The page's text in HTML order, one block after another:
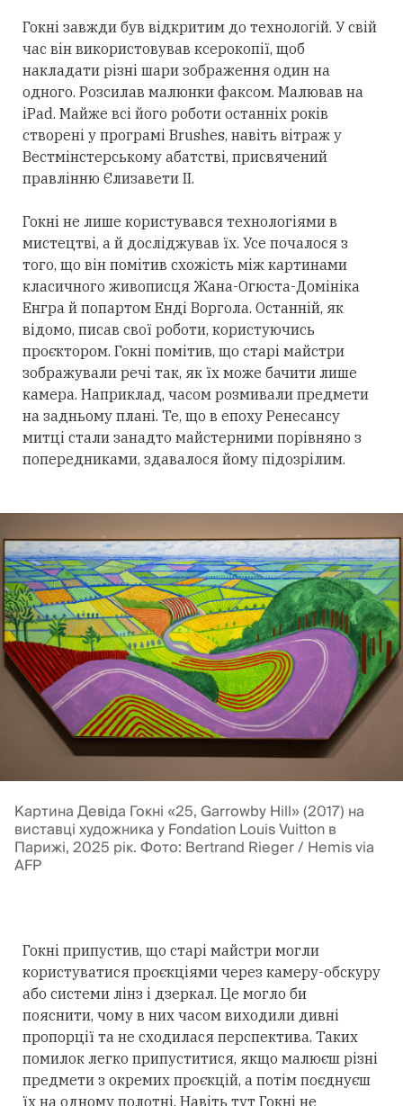
Гокні завжди був відкритим до технологій. У свій
час він використовував ксерокопії, щоб
накладати різні шари зображення один на
одного. Розсилав малюнки факсом. Малював на
iPad. Майже всі його роботи останніх років
створені у програмі Brushes, навіть вітраж у
Вестмінстерському абатстві, присвячений
правлінню Єлизавети ІІ.
Гокні не лише користувався технологіями в
мистецтві, а й досліджував їх. Усе почалося з
того, що він помітив схожість між картинами
класичного живописця Жана-Огюста-Домініка
Енгра й попартом Енді Воргола. Останній, як
відомо, писав свої роботи, користуючись
проєктором. Гокні помітив, що старі майстри
зображували речі так, як їх може бачити лише
камера. Наприклад, часом розмивали предмети
на задньому плані. Те, що в епоху Ренесансу
митці стали занадто майстерними порівняно з
попередниками, здавалося йому підозрілим.
Картина Девіда Гокні «25, Garrowby Hill» (2017) на
виставці художника у Fondation Louis Vuitton в
Парижі, 2025 рік. Фото: Bertrand Rieger / Hemis via
AFP
Гокні припустив, що старі майстри могли
користуватися проєкціями через камеру-обскуру
або системи лінз і дзеркал. Це могло би
пояснити, чому в них часом виходили дивні
пропорції та не сходилася перспектива. Таких
помилок легко припуститися, якщо малюєш різні
предмети з окремих проєкцій, а потім поєднуєш
їх на одному полотні. Навіть тут Гокні не